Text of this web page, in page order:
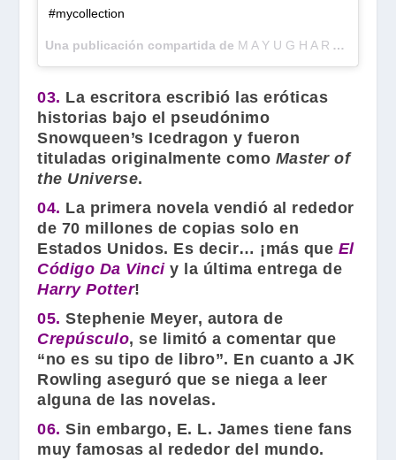
#mycollection
Una publicación compartida de M A Y U G H A R A J E E V
03. La escritora escribió las eróticas
historias bajo el pseudónimo
Snowqueen’s Icedragon y fueron
tituladas originalmente como Master of
the Universe.
04. La primera novela vendió al rededor
de 70 millones de copias solo en
Estados Unidos. Es decir… ¡más que El
Código Da Vinciy la última entrega de
Harry Potter!
05. Stephenie Meyer, autora de
Crepúsculo, se limitó a comentar que
“no es su tipo de libro”. En cuanto aJK
Rowling aseguró que se niega a leer
alguna de las novelas.
06. Sin embargo, E. L. James tiene fans
muy famosas al rededor del mundo.